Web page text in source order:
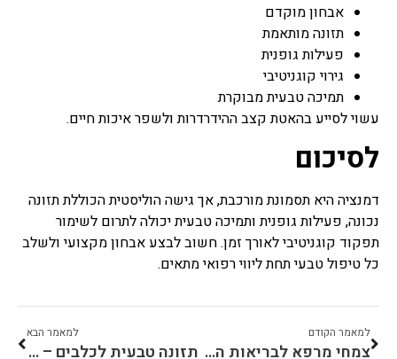
אבחון מוקדם
תזונה מותאמת
פעילות גופנית
גירוי קוגניטיבי
תמיכה טבעית מבוקרת
עשוי לסייע בהאטת קצב ההידרדרות ולשפר איכות חיים.
לסיכום
דמנציה היא תסמונת מורכבת, אך גישה הוליסטית הכוללת תזונה
נכונה, פעילות גופנית ותמיכה טבעית יכולה לתרום לשימור
תפקוד קוגניטיבי לאורך זמן. חשוב לבצע אבחון מקצועי ולשלב
כל טיפול טבעי תחת ליווי רפואי מתאים.
למאמר הקודם
צמחי מרפא לבריאות החניכיים – חיזוק טבעי לשמירה על הפה
למאמר הבא
תזונה טבעית לכלבים – איך בוחרים נכון ומה חשוב לדעת?